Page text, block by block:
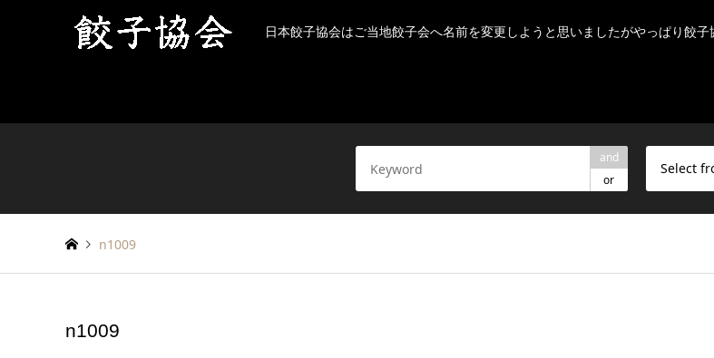
日本餃子協会はご当地餃子会へ名前を変更しようと思いましたがやっぱり餃
and
or
Select
n1009
n1009